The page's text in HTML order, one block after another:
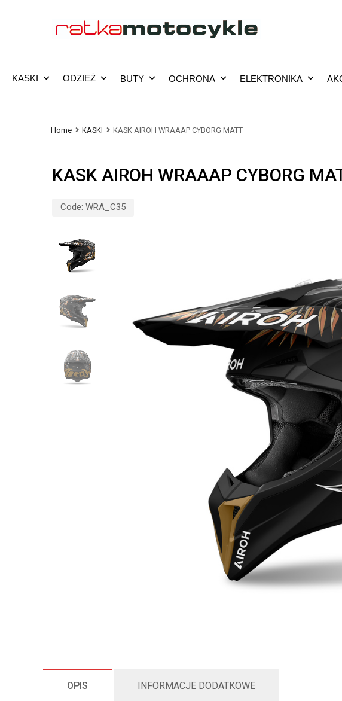
KASKI ODZIEŻ BUTY OCHRONA ELEKTRONIKA
Home KASKI KASK AIROH WRAAAP CYBORG MATT
KASK AIROH WRAAAP CYBORG
Code: WRA_C35
OPIS INFORMACJE DODATKOWE